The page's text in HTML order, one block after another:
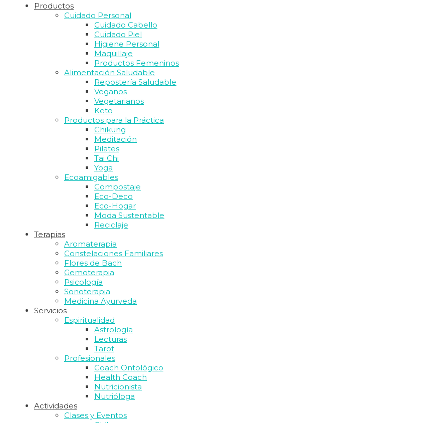
Productos
Cuidado Personal
Cuidado Cabello
Cuidado Piel
Higiene Personal
Maquillaje
Productos Femeninos
Alimentación Saludable
Repostería Saludable
Veganos
Vegetarianos
Keto
Productos para la Práctica
Chikung
Meditación
Pilates
Tai Chi
Yoga
Ecoamigables
Compostaje
Eco-Deco
Eco-Hogar
Moda Sustentable
Reciclaje
Terapias
Aromaterapia
Constelaciones Familiares
Flores de Bach
Gemoterapia
Psicología
Sonoterapia
Medicina Ayurveda
Servicios
Espiritualidad
Astrología
Lecturas
Tarot
Profesionales
Coach Ontológico
Health Coach
Nutricionista
Nutrióloga
Actividades
Clases y Eventos